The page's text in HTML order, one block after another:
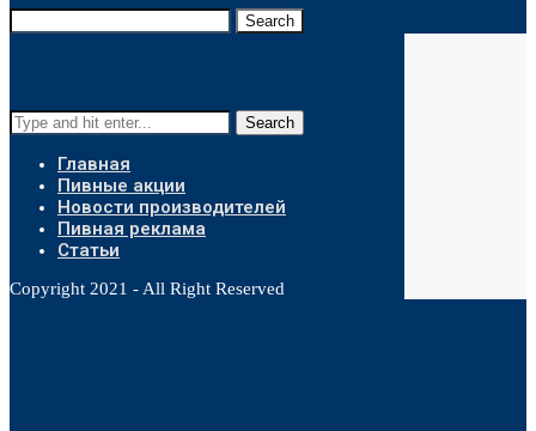
Search
Search
Главная
Пивные акции
Новости производителей
Пивная реклама
Статьи
Copyright 2021 - All Right Reserved